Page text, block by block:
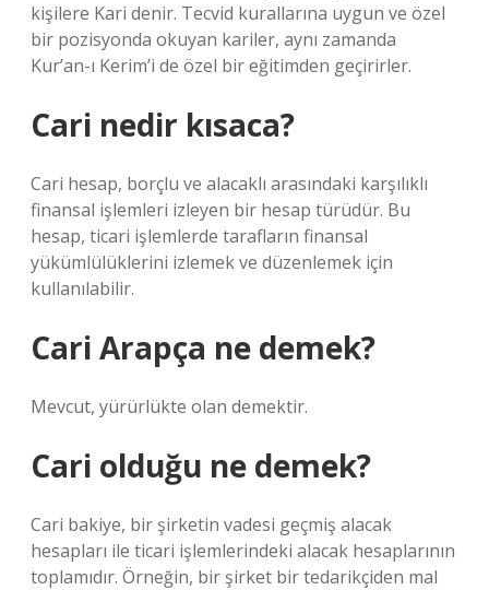
kişilere Kari denir. Tecvid kurallarına uygun ve özel
bir pozisyonda okuyan kariler, aynı zamanda
Kur’an-ı Kerim’i de özel bir eğitimden geçirirler.
Cari nedir kısaca?
Cari hesap, borçlu ve alacaklı arasındaki karşılıklı
finansal işlemleri izleyen bir hesap türüdür. Bu
hesap, ticari işlemlerde tarafların finansal
yükümlülüklerini izlemek ve düzenlemek için
kullanılabilir.
Cari Arapça ne demek?
Mevcut, yürürlükte olan demektir.
Cari olduğu ne demek?
Cari bakiye, bir şirketin vadesi geçmiş alacak
hesapları ile ticari işlemlerindeki alacak hesaplarının
toplamıdır. Örneğin, bir şirket bir tedarikçiden mal